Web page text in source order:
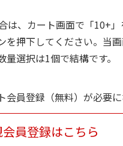
は、カート画面で「10+
を押下してください。当
選択は1個で結構です。
員登録（無料）が必要に
員登録はこちら